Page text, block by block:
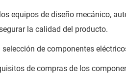
equipos de diseño mecánico,
la calidad del producto.
de componentes
de compras de los